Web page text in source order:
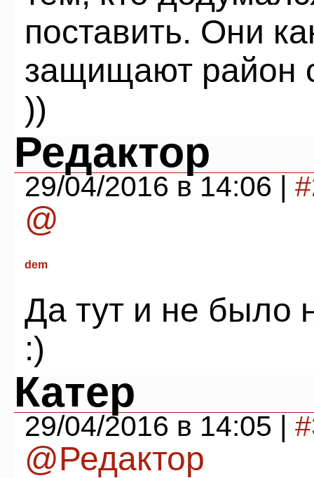
поставить. Они
защищают район
))
Редактор
29/04/2016 в 14:06 |
@
dem
Да тут и не было
:)
Катер
29/04/2016 в 14:05 |
@Редактор